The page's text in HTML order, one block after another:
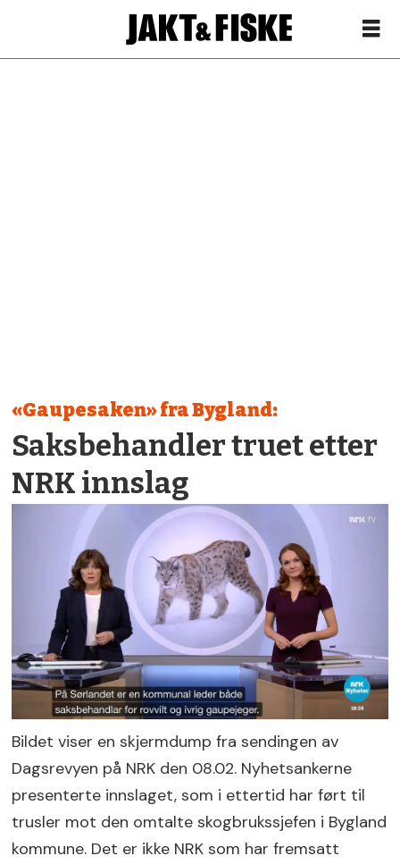
«Gaupesaken» fra Bygland:
Saksbehandler truet etter
NRK innslag
Bildet viser en skjermdump fra sendingen av
Dagsrevyen på NRK den 08.02. Nyhetsankerne
presenterte innslaget, som i ettertid har ført til
trusler mot den omtalte skogbrukssjefen i Bygland
kommune. Det er ikke NRK som har fremsatt